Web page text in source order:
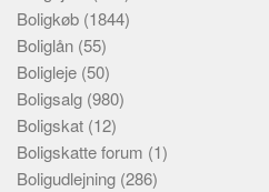
Boligkøb (1844)
Boliglån (55)
Boligleje (50)
Boligsalg (980)
Boligskat (12)
Boligskatte forum (1)
Boligudlejning (286)